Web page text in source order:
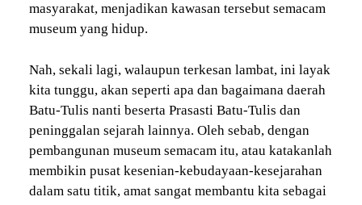
masyarakat, menjadikan kawasan tersebut semacam
museum yang hidup.
Nah, sekali lagi, walaupun terkesan lambat, ini layak
kita tunggu, akan seperti apa dan bagaimana daerah
Batu-Tulis nanti beserta Prasasti Batu-Tulis dan
peninggalan sejarah lainnya. Oleh sebab, dengan
pembangunan museum semacam itu, atau katakanlah
membikin pusat kesenian-kebudayaan-kesejarahan
dalam satu titik, amat sangat membantu kita sebagai